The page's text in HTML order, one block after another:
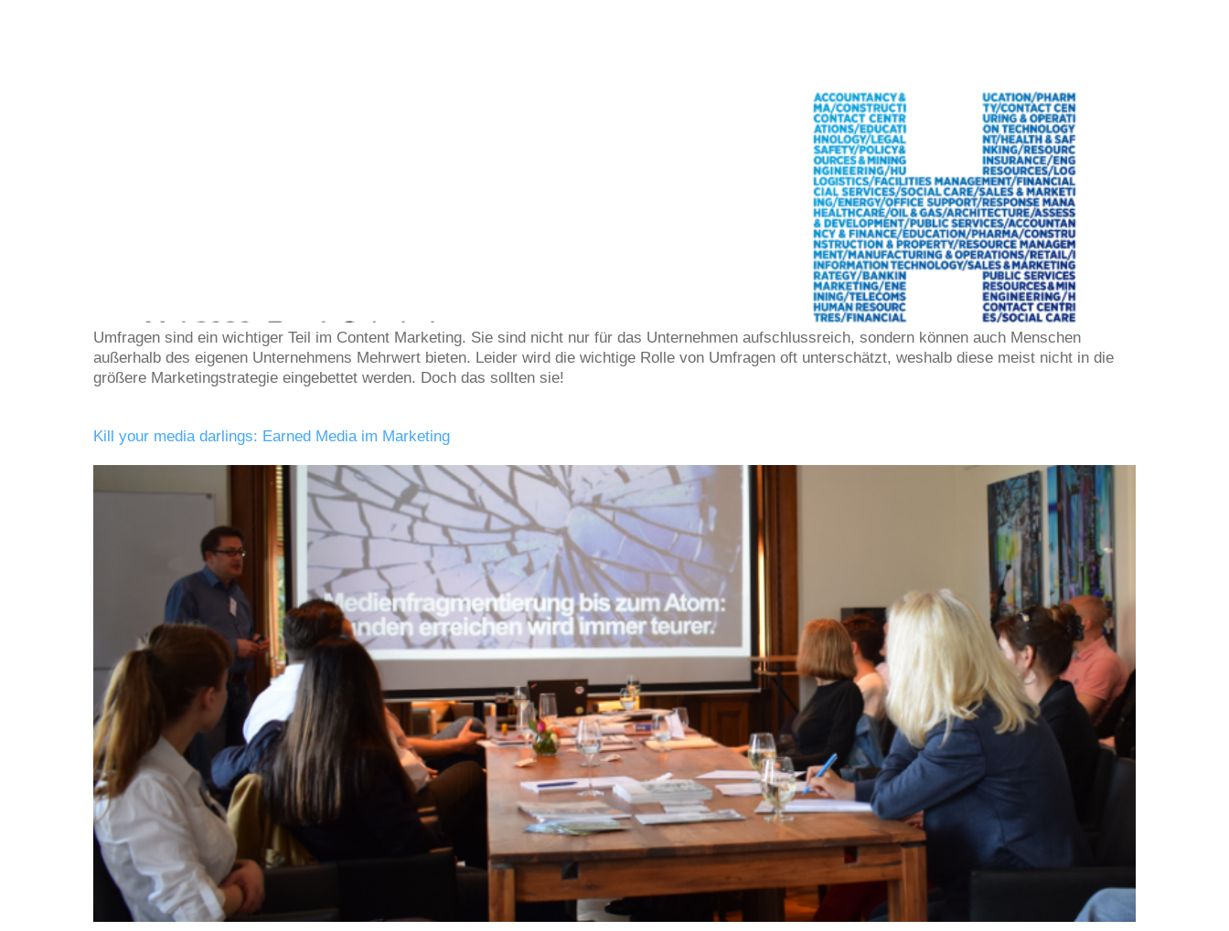
Umfragen sind ein wichtiger Teil im Content Marketing. Sie sind nicht nur für das Unternehmen aufschlussreich, sondern können auch Menschen
außerhalb des eigenen Unternehmens Mehrwert bieten. Leider wird die wichtige Rolle von Umfragen oft unterschätzt, weshalb diese meist nicht in die
größere Marketingstrategie eingebettet werden. Doch das sollten sie!
Kill your media darlings: Earned Media im Marketing